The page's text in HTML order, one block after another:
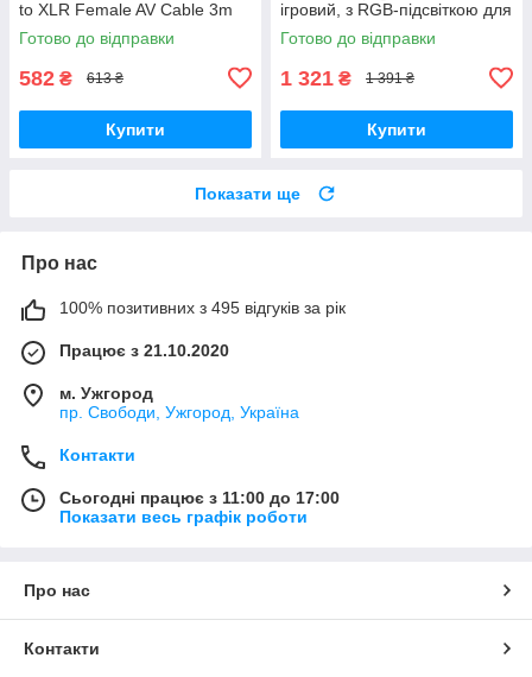
to XLR Female AV Cable 3m
Black (20720)
Готово до відправки
582 ₴ 613 ₴
Купити
ігровий, з RGB-підсвіткою для
ноутбуку, ПК, PS4, PS5,
Macbook
Готово до відправки
1 321 ₴ 1 391 ₴
Купити
Показати ще
Про нас
100% позитивних з 495 відгуків за рік
Працює з 21.10.2020
м. Ужгород
пр. Свободи, Ужгород, Україна
Контакти
Сьогодні працює з 11:00 до 17:00
Показати весь графік роботи
Про нас
Контакти